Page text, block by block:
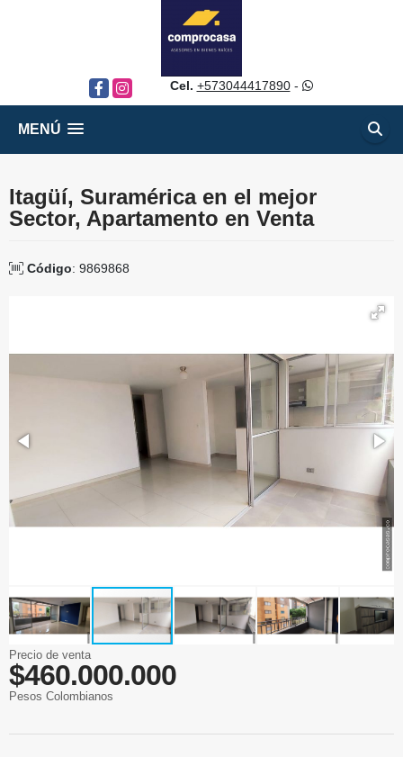
FacebookInstagram Cel. +573044417890-
MENÚ
Itagüí, Suramérica en el mejor
Sector, Apartamento en Venta
Código: 9869868
Precio de venta
$460.000.000
Pesos Colombianos